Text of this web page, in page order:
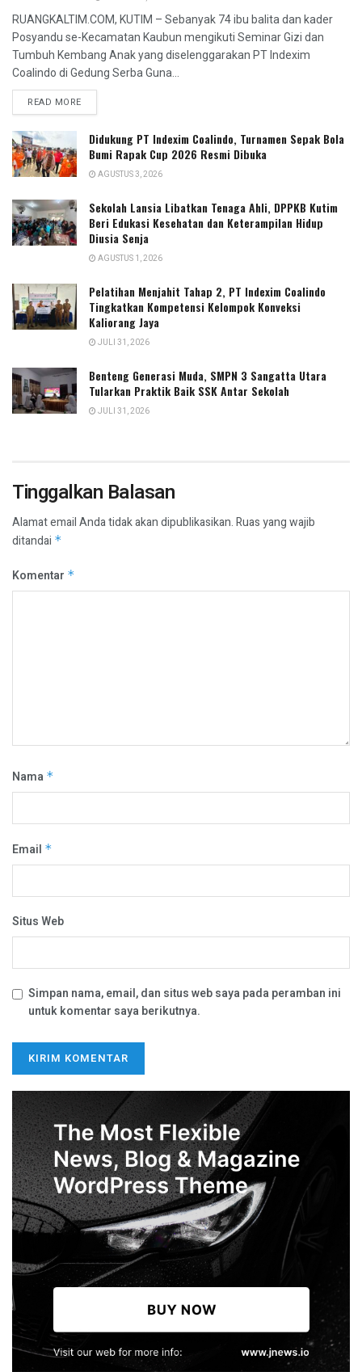
RUANGKALTIM.COM, KUTIM – Sebanyak 74 ibu balita dan kader
Posyandu se-Kecamatan Kaubun mengikuti Seminar Gizi dan
Tumbuh Kembang Anak yang diselenggarakan PT Indexim
Coalindo di Gedung Serba Guna...
READ MORE
Didukung PT Indexim Coalindo, Turnamen Sepak Bola
Bumi Rapak Cup 2026 Resmi Dibuka
AGUSTUS 3, 2026
Sekolah Lansia Libatkan Tenaga Ahli, DPPKB Kutim
Beri Edukasi Kesehatan dan Keterampilan Hidup
Diusia Senja
AGUSTUS 1, 2026
Pelatihan Menjahit Tahap 2, PT Indexim Coalindo
Tingkatkan Kompetensi Kelompok Konveksi
Kaliorang Jaya
JULI 31, 2026
Benteng Generasi Muda, SMPN 3 Sangatta Utara
Tularkan Praktik Baik SSK Antar Sekolah
JULI 31, 2026
Tinggalkan Balasan
Alamat email Anda tidak akan dipublikasikan.Ruas yang wajib
ditandai *
Komentar *
Nama *
Email *
Situs Web
Simpan nama, email, dan situs web saya pada peramban ini
untuk komentar saya berikutnya.